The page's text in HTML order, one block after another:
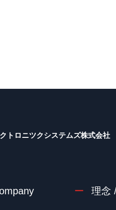
トロニツクシステムズ株式会社
理念